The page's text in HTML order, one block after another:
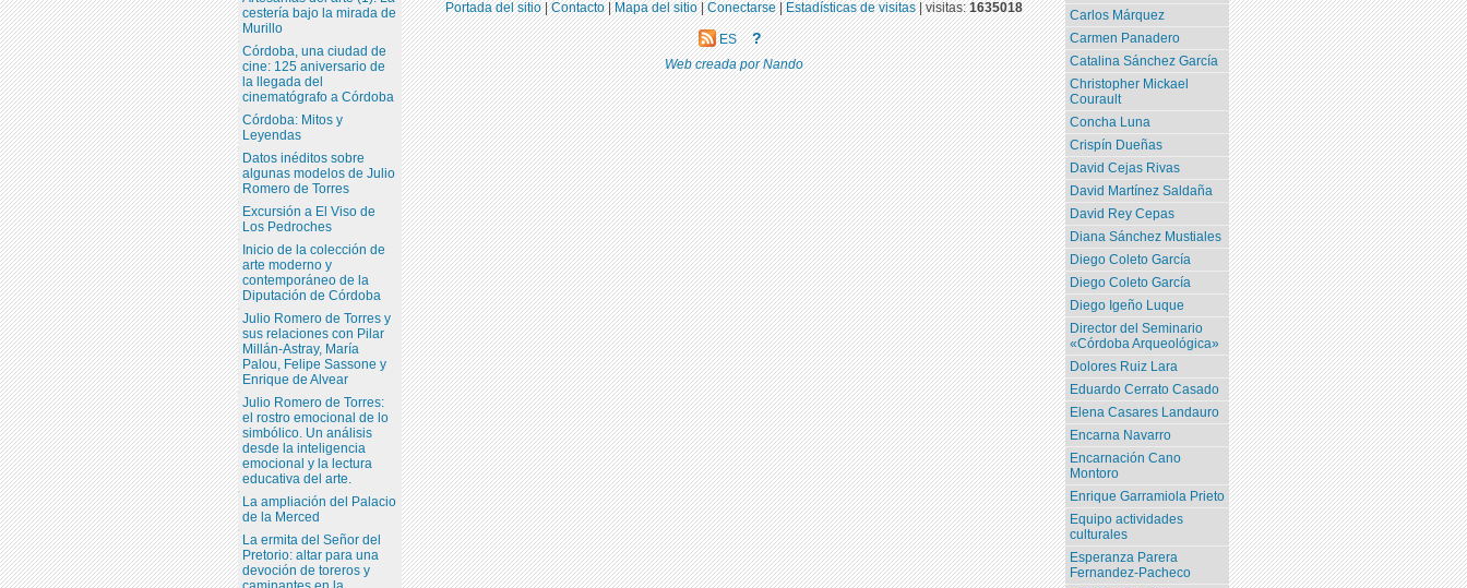
Carlos Márquez
Carmen Panadero
Catalina Sánchez García
Christopher Mickael
Courault
Concha Luna
Crispín Dueñas
David Cejas Rivas
David Martínez Saldaña
David Rey Cepas
Diana Sánchez Mustiales
Diego Coleto García
Diego Coleto García
Diego Igeño Luque
Director del Seminario
«Córdoba Arqueológica»
Dolores Ruiz Lara
Eduardo Cerrato Casado
Elena Casares Landauro
Encarna Navarro
Encarnación Cano
Montoro
Enrique Garramiola Prieto
Equipo actividades
culturales
Esperanza Parera
Fernandez-Pacheco
cestería bajo la mirada de
Murillo
Córdoba, una ciudad de
cine: 125 aniversario de
la llegada del
cinematógrafo a Córdoba
Córdoba: Mitos y
Leyendas
Datos inéditos sobre
algunas modelos de Julio
Romero de Torres
Excursión a El Viso de
Los Pedroches
Inicio de la colección de
arte moderno y
contemporáneo de la
Diputación de Córdoba
Julio Romero de Torres y
sus relaciones con Pilar
Millán-Astray, María
Palou, Felipe Sassone y
Enrique de Alvear
Julio Romero de Torres:
el rostro emocional de lo
simbólico. Un análisis
desde la inteligencia
emocional y la lectura
educativa del arte.
La ampliación del Palacio
de la Merced
La ermita del Señor del
Pretorio: altar para una
devoción de toreros y
Portada del sitio|Contacto|Mapa del sitio|Conectarse|Estadísticas de visitas|visitas:1635018
ES ?
Web creada por Nando